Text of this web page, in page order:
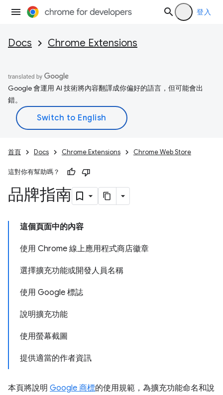
登入
Docs Chrome Extensions
Google 會運用 AI 技術將內容翻譯成你偏好的語言，但可能會出
錯。
首頁 Docs Chrome Extensions Chrome Web Store
這對你有幫助嗎？
品牌指南
這個頁面中的內容
使用 Chrome 線上應用程式商店徽章
選擇擴充功能或開發人員名稱
使用 Google 標誌
說明擴充功能
使用螢幕截圖
提供適當的作者資訊
本頁將說明 Google 商標的使用規範，為擴充功能命名和說